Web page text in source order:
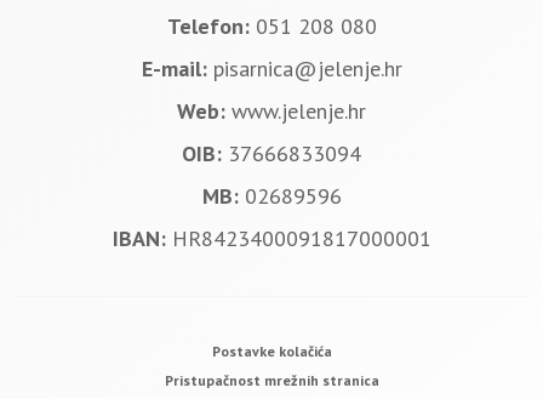
Telefon: 051 208 080
E-mail: pisarnica@jelenje.hr
Web: www.jelenje.hr
OIB: 37666833094
MB: 02689596
IBAN: HR8423400091817000001
Postavke kolačića
Pristupačnost mrežnih stranica